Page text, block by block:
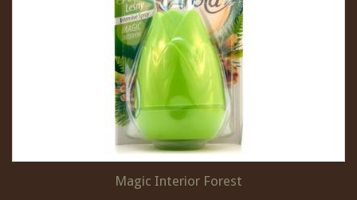
Magic Interior Forest